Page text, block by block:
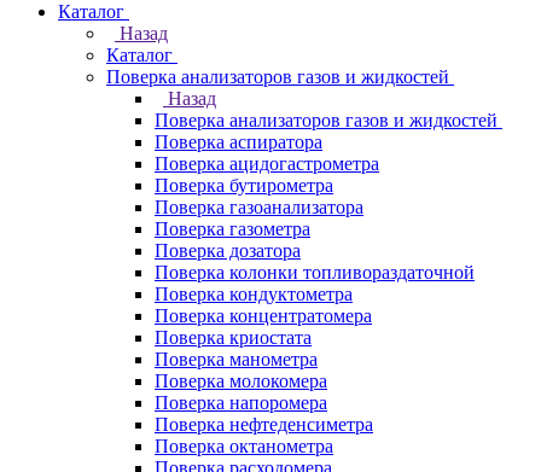
Каталог
Назад
Каталог
Поверка анализаторов газов и жидкостей
Назад
Поверка анализаторов газов и жидкостей
Поверка аспиратора
Поверка ацидогастрометра
Поверка бутирометра
Поверка газоанализатора
Поверка газометра
Поверка дозатора
Поверка колонки топливораздаточной
Поверка кондуктометра
Поверка концентратомера
Поверка криостата
Поверка манометра
Поверка молокомера
Поверка напоромера
Поверка нефтеденсиметра
Поверка октанометра
Поверка расходомера